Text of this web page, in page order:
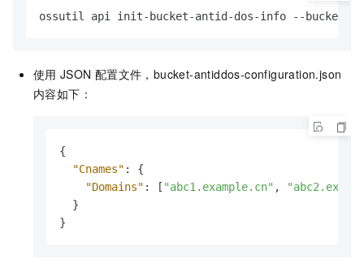
ossutil api init-bucket-antid-dos-info --bucket
使用 JSON 配置文件，bucket-antiddos-configuration.json
内容如下：
{
"Cnames" :
{
"Domains" : [ "abc1.example.cn" ,
}
}